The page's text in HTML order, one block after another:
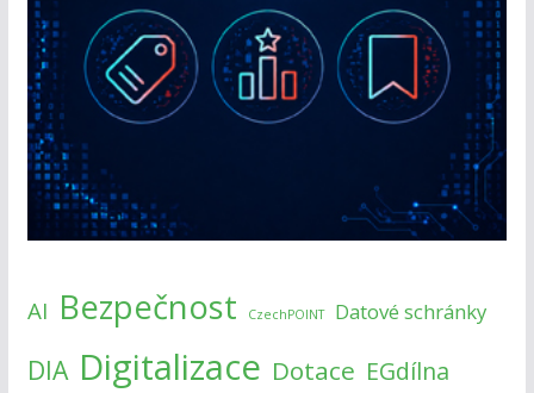
AI Bezpečnost CzechPOINT Datové schránky
DIA Digitalizace Dotace EGdílna